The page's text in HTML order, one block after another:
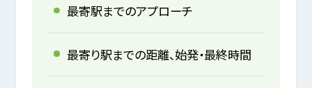
最寄駅までのアプローチ
最寄り駅までの距離、始発・最終時間